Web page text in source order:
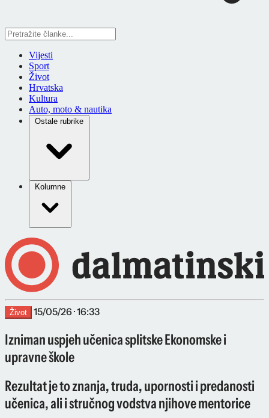
Vijesti
Sport
Život
Hrvatska
Kultura
Auto, moto & nautika
Ostale rubrike
Kolumne
Život 15/05/26 · 16:33
Izniman uspjeh učenica splitske Ekonomske i
upravne škole
Rezultat je to znanja, truda, upornosti i predanosti
učenica, ali i stručnog vodstva njihove mentorice